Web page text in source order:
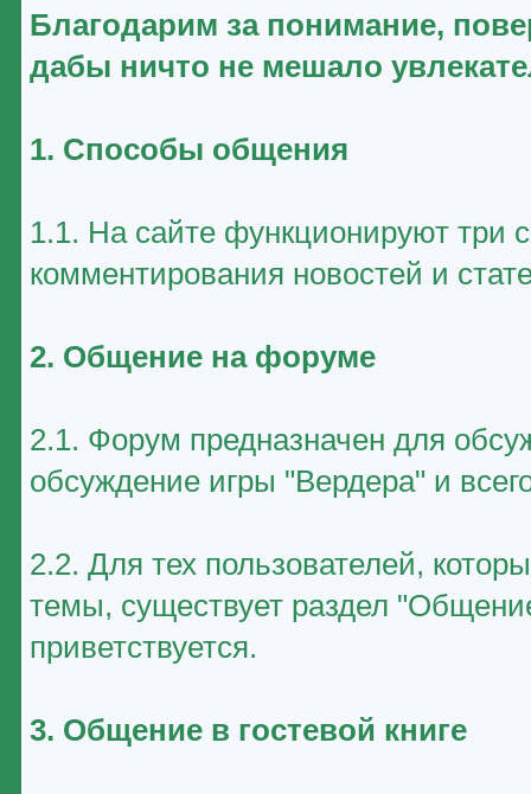
Благодарим за понимание,
дабы ничто не мешало
1. Способы общения
1.1. На сайте функционируют три
комментирования новостей и
2. Общение на форуме
2.1. Форум предназначен для
обсуждение игры "Вердера" и
2.2. Для тех пользователей,
темы, существует раздел
приветствуется.
3. Общение в гостевой книге